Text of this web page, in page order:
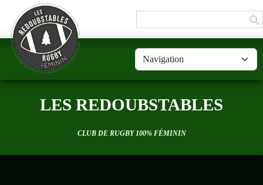
LES REDOUBSTABLES
CLUB DE RUGBY 100% FÉMININ
Panneau de gestion des cookies